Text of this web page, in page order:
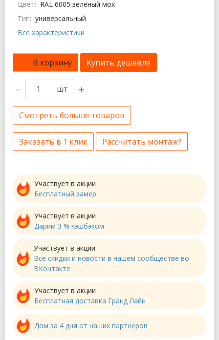
Цвет: RAL 6005 зелёный мох
Тип: универсальный
Все характеристики
В корзину Купить дешевле
шт
Смотреть больше товаров
Заказать в 1 клик Рассчитать монтаж?
Участвует в акции
Бесплатный замер
Участвует в акции
Дарим 3 % кэшбэком
Участвует в акции
Все скидки и новости в нашем сообществе во
ВКонтакте
Участвует в акции
Бесплатная доставка Гранд Лайн
Дом за 4 дня от наших партнеров